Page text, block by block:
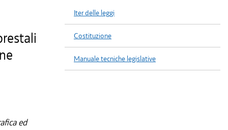
ed
Iter delle leggi
Costituzione
Manuale tecniche legislative